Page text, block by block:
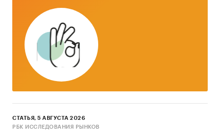
СТАТЬЯ, 5 АВГУСТА 2026
РБК ИССЛЕДОВАНИЯ РЫНКОВ